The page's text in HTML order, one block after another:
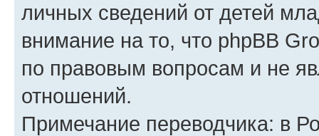
личных сведений от детей
внимание на то, что phpBB
по правовым вопросам и не
отношений.
Примечание переводчика: в